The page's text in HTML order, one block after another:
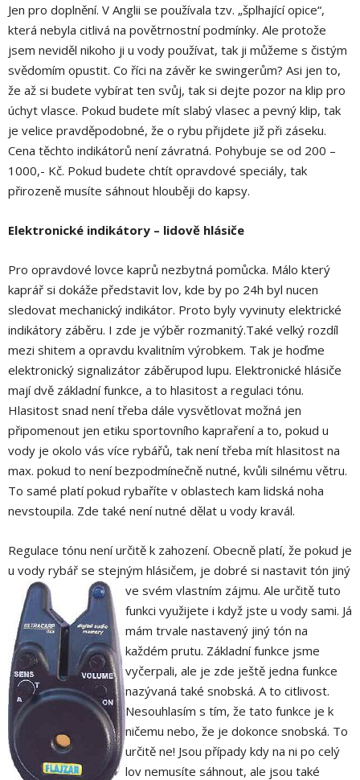
Jen pro doplnění. V Anglii se používala tzv. „šplhající opice“,
která nebyla citlivá na povětrnostní podmínky. Ale protože
jsem neviděl nikoho ji u vody používat, tak ji můžeme s čistým
svědomím opustit. Co říci na závěr ke swingerům? Asi jen to,
že až si budete vybírat ten svůj, tak si dejte pozor na klip pro
úchyt vlasce. Pokud budete mít slabý vlasec a pevný klip, tak
je velice pravděpodobné, že o rybu přijdete již při záseku.
Cena těchto indikátorů není závratná. Pohybuje se od 200 –
1000,- Kč. Pokud budete chtít opravdové speciály, tak
přirozeně musíte sáhnout hlouběji do kapsy.
Elektronické indikátory – lidově hlásiče
Pro opravdové lovce kaprů nezbytná pomůcka. Málo který
kaprář si dokáže představit lov, kde by po 24h byl nucen
sledovat mechanický indikátor. Proto byly vyvinuty elektrické
indikátory záběru. I zde je výběr rozmanitý.Také velký rozdíl
mezi shitem a opravdu kvalitním výrobkem. Tak je hoďme
elektronický signalizátor záběrupod lupu. Elektronické hlásiče
mají dvě základní funkce, a to hlasitost a regulaci tónu.
Hlasitost snad není třeba dále vysvětlovat možná jen
připomenout jen etiku sportovního kapraření a to, pokud u
vody je okolo vás více rybářů, tak není třeba mít hlasitost na
max. pokud to není bezpodmínečně nutné, kvůli silnému větru.
To samé platí pokud rybaříte v oblastech kam lidská noha
nevstoupila. Zde také není nutné dělat u vody kravál.
Regulace tónu není určitě k zahození. Obecně platí, že pokud je
u vody rybář se stejným hlásičem, je dobré si nastavit tón jiný
ve svém vlastním zájmu. Ale určitě tuto
funkci využijete i když jste u vody sami. Já
mám trvale nastavený jiný tón na
každém prutu. Základní funkce jsme
vyčerpali, ale je zde ještě jedna funkce
nazývaná také snobská. A to citlivost.
Nesouhlasím s tím, že tato funkce je k
ničemu nebo, že je dokonce snobská. To
určitě ne! Jsou případy kdy na ni po celý
lov nemusíte sáhnout, ale jsou také